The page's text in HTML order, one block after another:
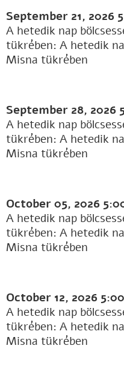
September 21, 2026
A hetedik nap
tükrében: A hetedik
Misna tükrében
September 28, 2026
A hetedik nap
tükrében: A hetedik
Misna tükrében
October 05, 2026
A hetedik nap
tükrében: A hetedik
Misna tükrében
October 12, 2026
A hetedik nap
tükrében: A hetedik
Misna tükrében